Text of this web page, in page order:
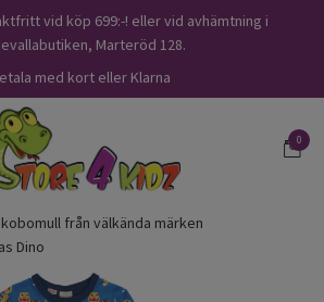
vid köp 699:-! eller vid avhämtning i
Marteröd 128.
med kort eller Klarna
0
från välkända märken
Dino